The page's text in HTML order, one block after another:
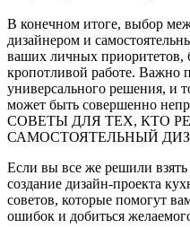
В конечном итоге, выбор
дизайнером и
ваших личных приоритетов,
кропотливой работе. Важно
универсального решения, и
может быть совершенно
СОВЕТЫ ДЛЯ ТЕХ, КТО
САМОСТОЯТЕЛЬНЫЙ
Если вы все же решили взять
создание дизайн-проекта
советов, которые помогут
ошибок и добиться желаемого